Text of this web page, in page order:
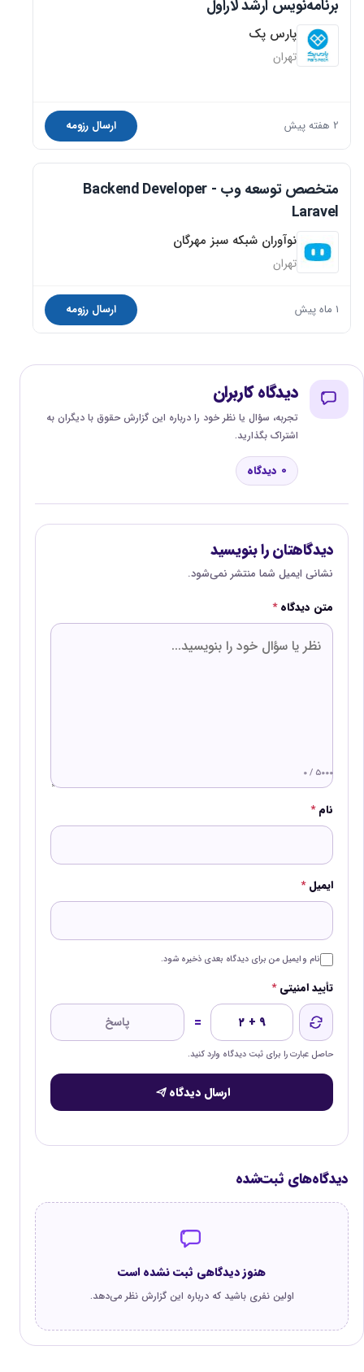
برنامه‌نویس ارشد لاراول
پارس پک
تهران
2 هفته پیش ارسال رزومه
متخصص توسعه وب Backend Developer -
Laravel
نوآوران شبکه سبز مهرگان
تهران
1 ماه پیش ارسال رزومه
دیدگاه کاربران
تجربه، سؤال یا نظر خود را درباره این گزارش حقوق با دیگران به
اشتراک بگذارید.
0 دیدگاه
دیدگاهتان را بنویسید
نشانی ایمیل شما منتشر نمی‌شود.
متن دیدگاه*
۰ / ۵۰۰۰
نام*
ایمیل*
نام و ایمیل من برای دیدگاه بعدی ذخیره شود.
تأیید امنیتی*
۲ + ۹ =
حاصل عبارت را برای ثبت دیدگاه وارد کنید.
ارسال دیدگاه
دیدگاه‌های ثبت‌شده
هنوز دیدگاهی ثبت نشده است
اولین نفری باشید که درباره این گزارش نظر می‌دهد.